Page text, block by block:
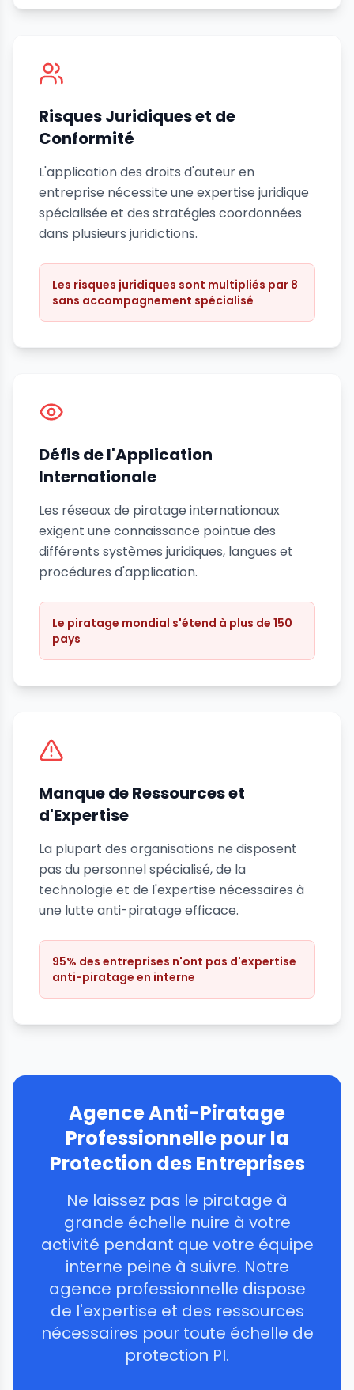
Risques Juridiques et de
Conformité
L'application des droits d'auteur en
entreprise nécessite une expertise juridique
spécialisée et des stratégies coordonnées
dans plusieurs juridictions.
Les risques juridiques sont multipliés par 8
sans accompagnement spécialisé
Défis de l'Application
Internationale
Les réseaux de piratage internationaux
exigent une connaissance pointue des
différents systèmes juridiques, langues et
procédures d'application.
Le piratage mondial s'étend à plus de 150
pays
Manque de Ressources et
d'Expertise
La plupart des organisations ne disposent
pas du personnel spécialisé, de la
technologie et de l'expertise nécessaires à
une lutte anti-piratage efficace.
95% des entreprises n'ont pas d'expertise
anti-piratage en interne
Agence Anti-Piratage
Professionnelle pour la
Protection des Entreprises
Ne laissez pas le piratage à
grande échelle nuire à votre
activité pendant que votre équipe
interne peine à suivre. Notre
agence professionnelle dispose
de l'expertise et des ressources
nécessaires pour toute échelle de
protection PI.